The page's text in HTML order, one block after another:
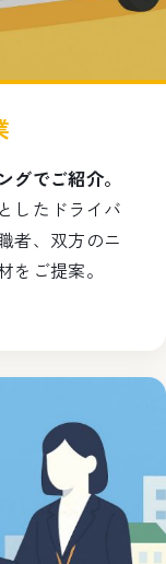
でご紹介。
したドライバ
者、双方のニ
をご提案。